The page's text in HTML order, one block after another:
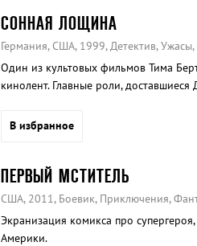
СОННАЯ ЛОЩИНА
Германия, США, 1999, Детектив,
Один из культовых фильмов Тима
кинолент. Главные роли,
В избранное
ПЕРВЫЙ МСТИТЕЛЬ
США, 2011, Боевик, Приключения,
Экранизация комикса про
Америки.